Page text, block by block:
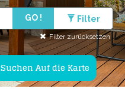
Suchen Auf die Karte
GO ! Filter
Filter zurücksetzen